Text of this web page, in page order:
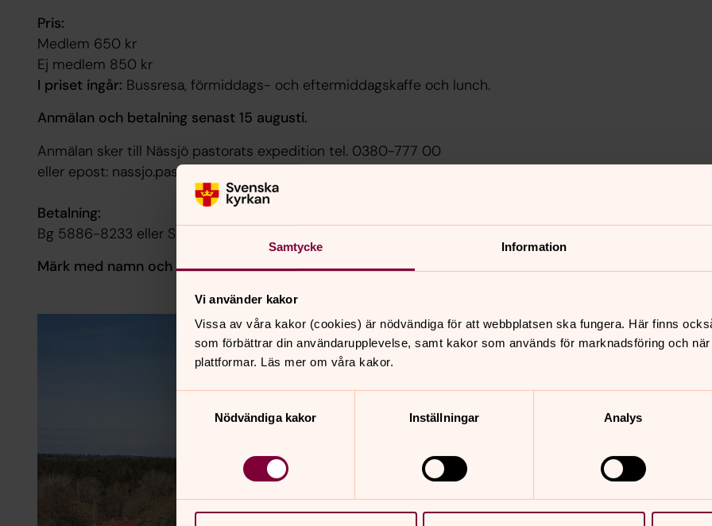
Samtycke Information
Vi använder kakor
Vissa av våra kakor (cookies) är nödvändiga för att webbplatsen ska fungera. Här finns
som förbättrar din användarupplevelse, samt kakor som används för marknadsföring och
plattformar. Läs mer om våra kakor.
Nödvändiga kakor
Inställningar Analys
Pris:
Medlem 650 kr
Ej medlem 850 kr
I priset ingår: Bussresa, förmiddags- och eftermiddagskaffe och lunch.
Anmälan och betalning senast 15 augusti.
Anmälan sker till Nässjö pastorats expedition tel. 0380-777 00
eller epost: nassjo.pastorat@svenskakyrkan.se
Betalning:
Bg 5886-8233 eller Swish 123 471 46 71.
Märk med namn och ”Resa 24 augusti”.